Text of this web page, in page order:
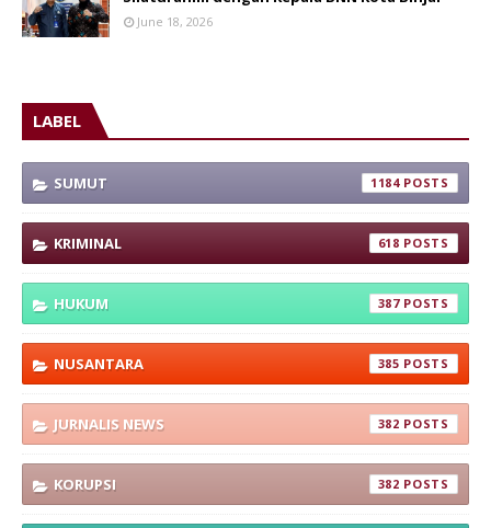
June 18, 2026
LABEL
SUMUT 1184
KRIMINAL 618
HUKUM 387
NUSANTARA 385
JURNALIS NEWS 382
KORUPSI 382